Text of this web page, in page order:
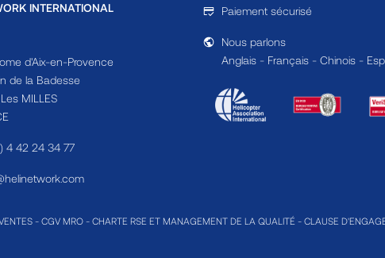
INTERNATIONAL
d'Aix-en-Provence
de la Badesse
MILLES
4 42 24 34 77
Paiement sécurisé
Nous parlons
Anglais - Français - Chinois -
- CGV MRO - CHARTE RSE ET MANAGEMENT DE LA QUALITÉ - CLAUSE